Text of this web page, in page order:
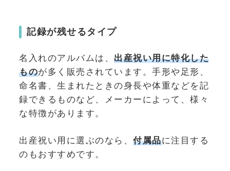
記録が残せるタイプ
名入れのアルバムは、 出産祝い用に特化した
ものが多く販売されています。手形や足形、
命名書、生まれたときの身長や体重などを記
録できるものなど、メーカーによって、様々
な特徴があります。
出産祝い用に選ぶのなら、 付属品に注目する
のもおすすめです。